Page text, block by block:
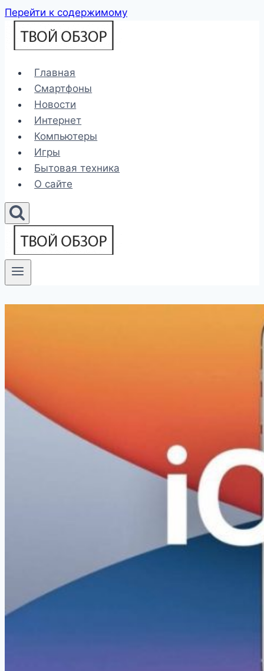
Перейти к содержимому
Главная
Смартфоны
Новости
Интернет
Компьютеры
Игры
Бытовая техника
О сайте